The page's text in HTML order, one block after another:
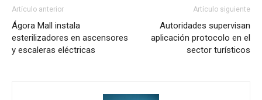
Artículo anterior
Ágora Mall instala
esterilizadores en ascensores
y escaleras eléctricas
Artículo siguiente
Autoridades supervisan
aplicación protocolo en el
sector turísticos